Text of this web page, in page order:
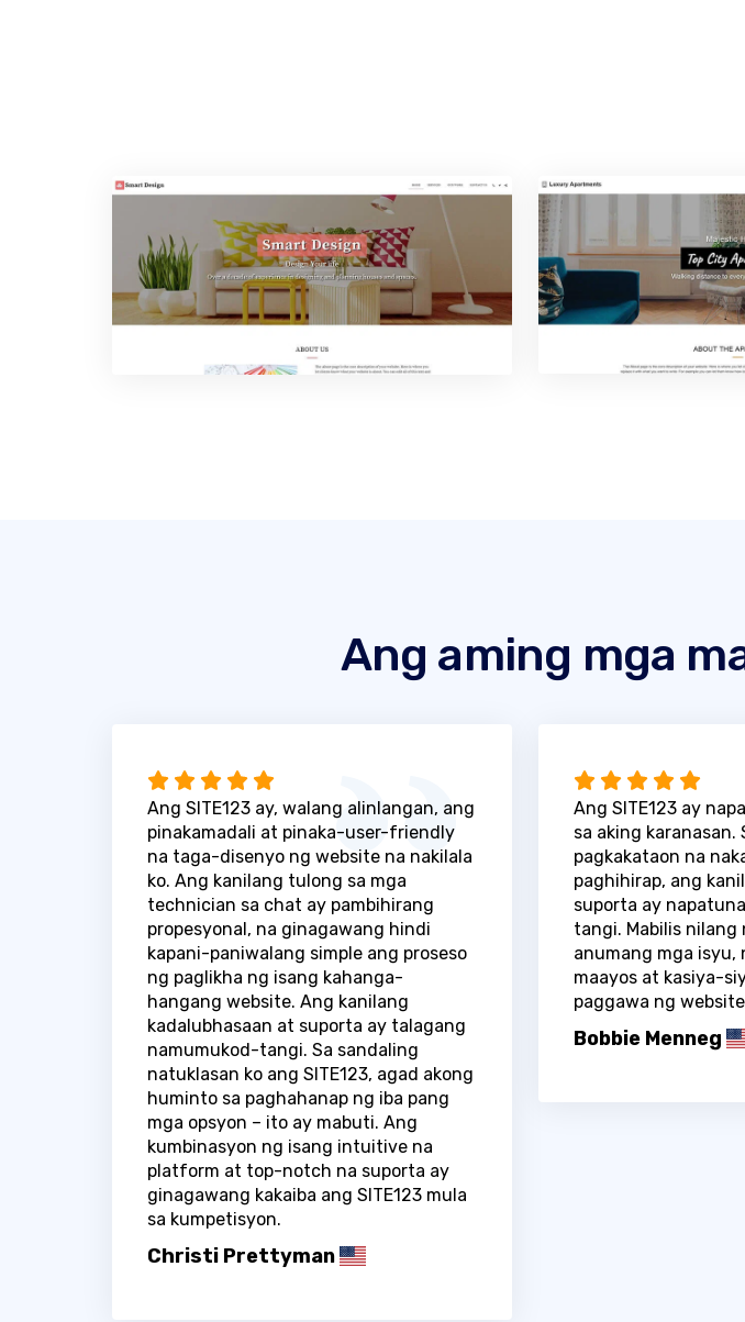
Ang aming mga
Ang SITE123 ay, walang alinlangan, ang
pinakamadali at pinaka-user-friendly
na taga-disenyo ng website na nakilala
ko. Ang kanilang tulong sa mga
technician sa chat ay pambihirang
propesyonal, na ginagawang hindi
kapani-paniwalang simple ang proseso
ng paglikha ng isang kahanga-
hangang website. Ang kanilang
kadalubhasaan at suporta ay talagang
namumukod-tangi. Sa sandaling
natuklasan ko ang SITE123, agad akong
huminto sa paghahanap ng iba pang
mga opsyon – ito ay mabuti. Ang
kumbinasyon ng isang intuitive na
platform at top-notch na suporta ay
ginagawang kakaiba ang SITE123 mula
sa kumpetisyon.
Christi Prettyman
Ang SITE123 ay
sa aking karanasan.
pagkakataon na
paghihirap, ang
suporta ay
tangi. Mabilis nilang
anumang mga isyu,
maayos at kasiya-
paggawa ng
Bobbie Menneg